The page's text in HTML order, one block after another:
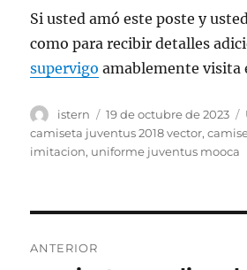
Si usted amó este poste y
como para recibir detalles
supervigo amablemente visita
Autor
istern
Publicado
el
19 de octubre de 2023
camiseta juventus 2018 vector,
imitacion, uniforme juventus mooca
ANTERIOR